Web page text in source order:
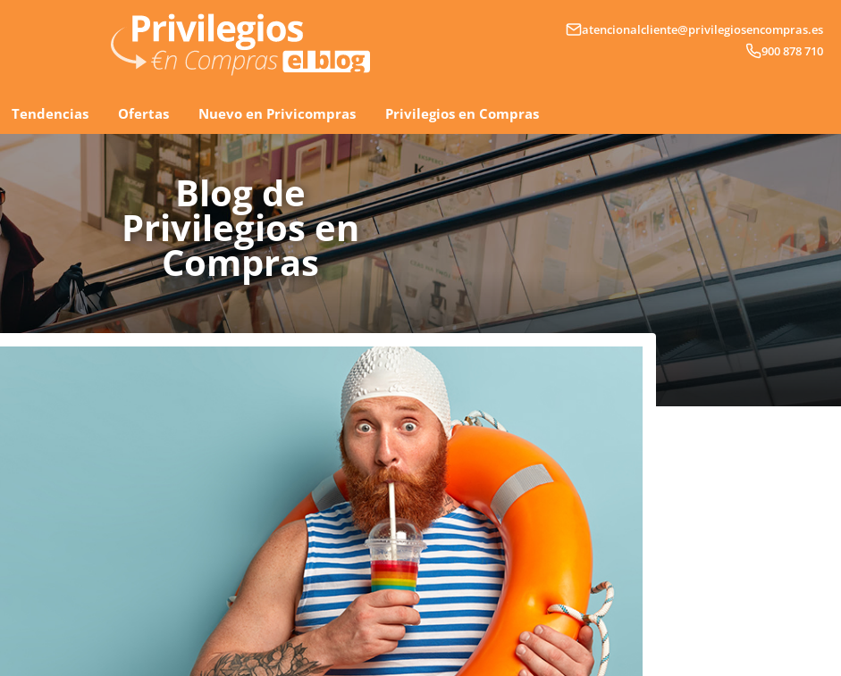
atencionalcliente@privilegiosencompras.es
900 878 710
Tendencias Ofertas Nuevo en Privicompras Privilegios en Compras
Blog de
Privilegios en
Compras